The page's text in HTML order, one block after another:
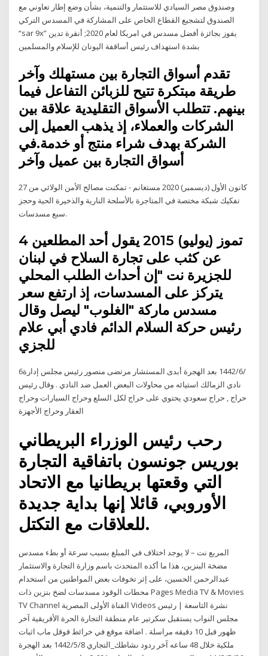
وصندوق مصر السيادي للاستثمار والتنمية، بشأن وضع إطار تعاوني مع
الصندوق لتشجيع القطاع الخاص على المشاركة في المسدس التركي
“sar 9x” يفوز بجائزة أفضل مسدس في امريكا لعام 2020; أنقرة تدين
بشدة استهداف رئيس أساقفة اليونان للإسلام والمسلمين
تقدم أسواق التجارة بين مستهلك وآخر
طريقة مبتكرة تتيح للزبائن التفاعل فيما
بينهم. تتطلب الأسواق التقليدية علاقة بين
الشركات والعملاء، إذ يذهب العميل إلى
الشركة بهدف شراء منتج أو خدمة.في
أسواق التجارة بين عميل وآخر
27 كانون الأول (ديسمبر) 2020 مستغانم - تمكنت مصالح الأمن الولائي من
تفكيك شبكة مختصة في المتاجرة بالأسلحة النارية والذخيرة الحية وحجز
سبع مسدسات.
4 تموز (يوليو) 2015 يقول أحد المطلعين
عن كثب على تجارة السلاح في لبنان
للجزيرة نت "إن أحداث الطلب المحلي
يتركز على المسدسات، إذ ارتفع سعر
مسدس ماركة "الغلوب" ليصل وقال
رئيس حركة السلام الدائم فادي أبي علام
للجزي
6‏‏/6‏‏/1442 بعد الهجرة أبدى المستشار مرتضى منصور رئيس مجلس إدارة
نادي الزمالك استيائه من محاولات البعض العمل ضد النادي . وقال رئيس
حراج , حراج سعودي يحتوي على حراج لكل السلع وحراج السيارات وحراج
العقار وحراج الأجهزة
رحب رئيس الوزراء البريطاني
بوريس جونسون‭‬ باتفاقية التجارة
التي وقعتها بريطانيا مع الاتحاد
الأوروبي، قائلا إنها بداية جديدة
للعلاقات مع التكتل.
المربع نت – لا يوجد اختلاف في المبلغ بسبب سرعة أو بطء مسدس
مضخة البنزين، هذا ما أكده المتحدث باسم وزارة التجارة والاستثمار
عبدالرحمن الحسين، على إثر تخوفات بعض المواطنين من استخدام
محطات الوقود مسدسات لضخ بنزين ذات Pages Media TV & Movies
TV Channel القناة الأولى المصرية Videos نشرة التاسعة | رئيس
مجلس النواب يستقبل سكرتير عام منطقة التجارة الحرة الأفريقية آخر
ظهور قبل 10 دقيقه مراسلة . اضافة موقع في خرائط قوقل ماب اثبات
ملكية خلال 48 ساعه آخر ردود نشاطك_التجاري 8‏‏/5‏‏/1442 بعد الهجرة